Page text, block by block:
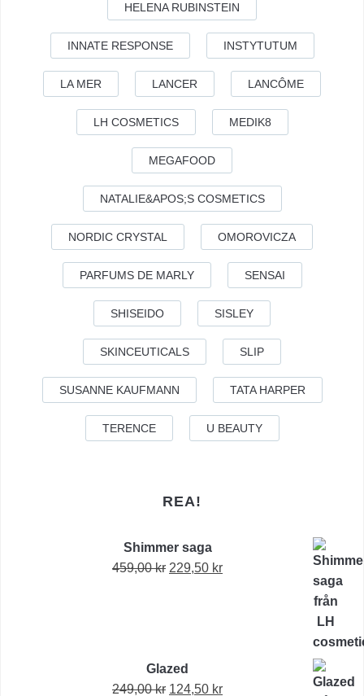
HELENA RUBINSTEIN
INNATE RESPONSE INSTYTUTUM
LA MER LANCER LANCÔME
LH COSMETICS MEDIK8
MEGAFOOD
NATALIE&APOS;S COSMETICS
NORDIC CRYSTAL OMOROVICZA
PARFUMS DE MARLY SENSAI
SHISEIDO SISLEY
SKINCEUTICALS SLIP
SUSANNE KAUFMANN TATA HARPER
TERENCE U BEAUTY
REA!
Shimmer saga
459,00kr Det
229,50 krDet
Glazed
249,00kr Det
124,50 krDet